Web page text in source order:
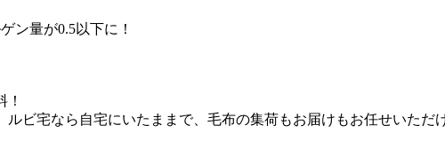
ン量が0.5以下に！
ビ宅なら自宅にいたままで、毛布の集荷もお届けもお任せいただ